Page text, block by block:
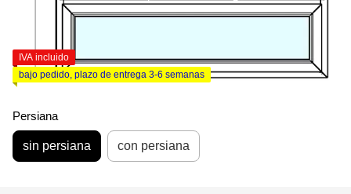
IVA incluido
bajo pedido, plazo de entrega 3-6 semanas
Persiana
sin persiana con persiana